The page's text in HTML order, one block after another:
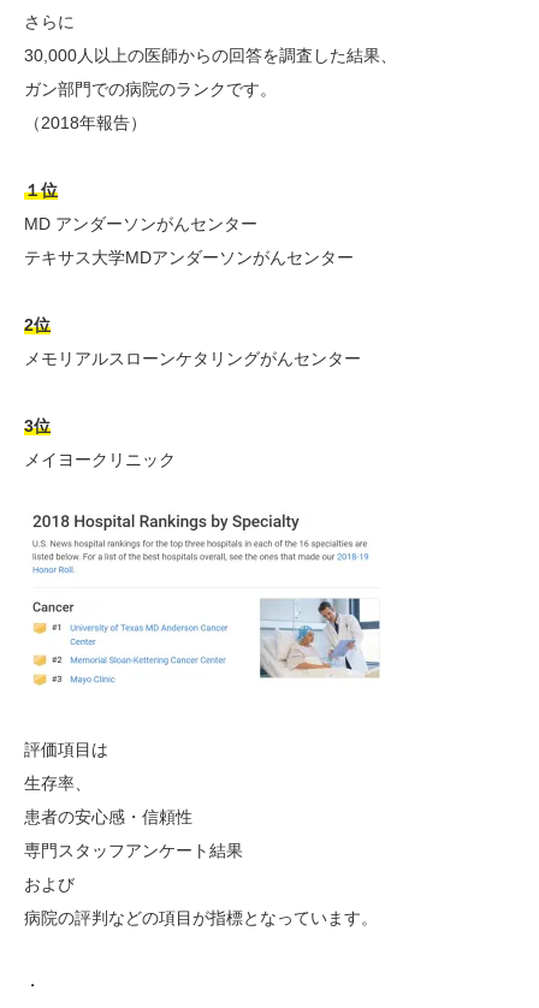
さらに
30,000人以上の医師からの回答を調査した結果、
ガン部門での病院のランクです。
（2018年報告）
１位
MD アンダーソンがんセンター
テキサス大学MDアンダーソンがんセンター
2位
メモリアルスローンケタリングがんセンター
3位
メイヨークリニック
評価項目は
生存率、
患者の安心感・信頼性
専門スタッフアンケート結果
および
病院の評判などの項目が指標となっています。
・